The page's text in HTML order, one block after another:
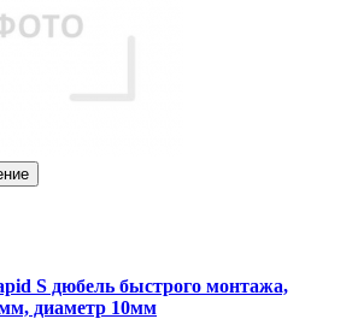
S дюбель быстрого монтажа,
диаметр 10мм